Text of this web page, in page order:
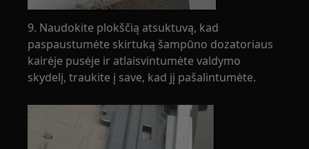
9. Naudokite plokščią atsuktuvą, kad
paspaustumėte skirtuką šampūno dozatoriaus
kairėje pusėje ir atlaisvintumėte valdymo
skydelį, traukite į save, kad jį pašalintumėte.